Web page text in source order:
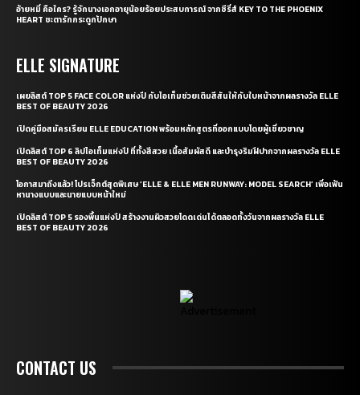
อ้ายหมี่ คือใคร? รู้จักนางเอกอายุน้อยร้อยประสบการณ์ จากซีรี่ส์ KEY TO THE PHOENIX
HEART ชะตารักกระดูกปักษา
ELLE SIGNATURE
เผยลิสต์ TOP 5 FACE COLOR แห่งปี กับไอเท็มช่วยเติมสีสันให้กับใบหน้าจากผลรางวัล ELLE
BEST OF BEAUTY 2026
เปิดคู่มือสมัครเรียน ELLE EDUCATION พร้อมหลักสูตรที่ออกแบบโดยผู้เชี่ยวชาญ
เปิดลิสต์ TOP 6 ลิปไอเท็มแห่งปี ที่ทั้งสีสวย เนื้อสัมผัสดี และบำรุงริมฝีปากจากผลรางวัล ELLE
BEST OF BEAUTY 2026
โอกาสมาถึงแล้ว! โปรเจ็กต์สุดพิเศษ ‘ELLE & ELLE MEN RUNWAY: MODEL SEARCH’ เพื่อเฟ้น
หานางแบบและนายแบบหน้าใหม่
เปิดลิสต์ TOP 5 รองพื้นแห่งปี สร้างงานผิวสวยโดดเด่นได้ตลอดทั้งวันจากผลรางวัล ELLE
BEST OF BEAUTY 2026
CONTACT US